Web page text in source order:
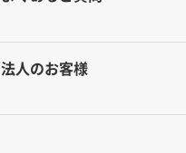
法人のお客様